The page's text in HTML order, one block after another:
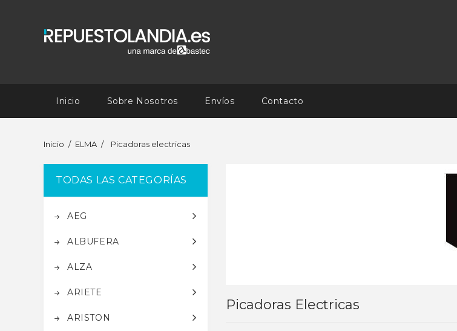
Inicio Sobre Nosotros Envíos Contacto
Inicio ELMA Picadoras electricas
TODAS LAS CATEGORÍAS
AEG
ALBUFERA
ALZA
ARIETE
ARISTON
Picadoras Electricas